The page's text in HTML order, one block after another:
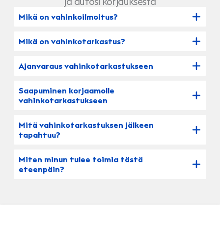
Mikä on vahinkoilmoitus?
Mikä on vahinkotarkastus?
Ajanvaraus vahinkotarkastukseen
Saapuminen korjaamolle
vahinkotarkastukseen
Mitä vahinkotarkastuksen jälkeen
tapahtuu?
Miten minun tulee toimia tästä
eteenpäin?